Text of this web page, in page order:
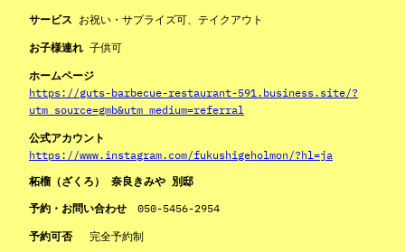
サービス お祝い・サプライズ可、テイクアウト
お子様連れ 子供可
ホームページ
https://guts-barbecue-restaurant-591.business.site/?
utm_source=gmb&utm_medium=referral
公式アカウント
https://www.instagram.com/fukushigeholmon/?hl=ja
柘榴（ざくろ） 奈良きみや 別邸
予約・お問い合わせ 050-5456-2954
予約可否完全予約制